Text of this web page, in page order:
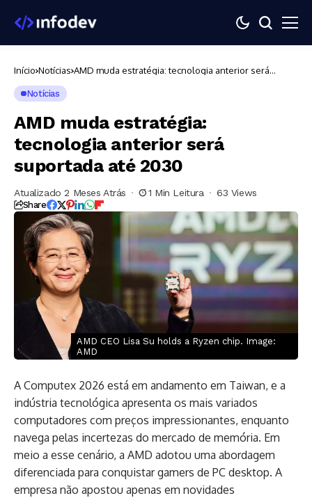
Início Notícias AMD muda estratégia: tecnologia anterior será
Notícias
AMD muda estratégia:
tecnologia anterior será
suportada até 2030
Atualizado 2 Meses Atrás 1 Min Leitura 63 Views
Share
AMD CEO Lisa Su holds a Ryzen chip. Image:
AMD
A Computex 2026 está em andamento em Taiwan, e a
indústria tecnológica apresenta os mais variados
computadores com preços impressionantes, enquanto
navega pelas incertezas do mercado de memória. Em
meio a esse cenário, a AMD adotou uma abordagem
diferenciada para conquistar gamers de PC desktop. A
empresa não apostou apenas em novidades